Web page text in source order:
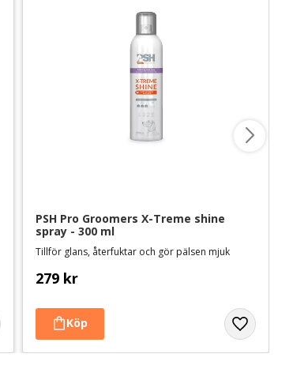
PSH Pro Groomers X-Treme shine
spray - 300 ml
Tillför glans, återfuktar och gör pälsen mjuk
279 kr